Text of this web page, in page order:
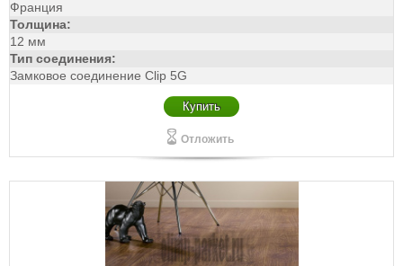
Франция
Толщина:
12 мм
Тип соединения:
Замковое соединение Clip 5G
Купить
Отложить